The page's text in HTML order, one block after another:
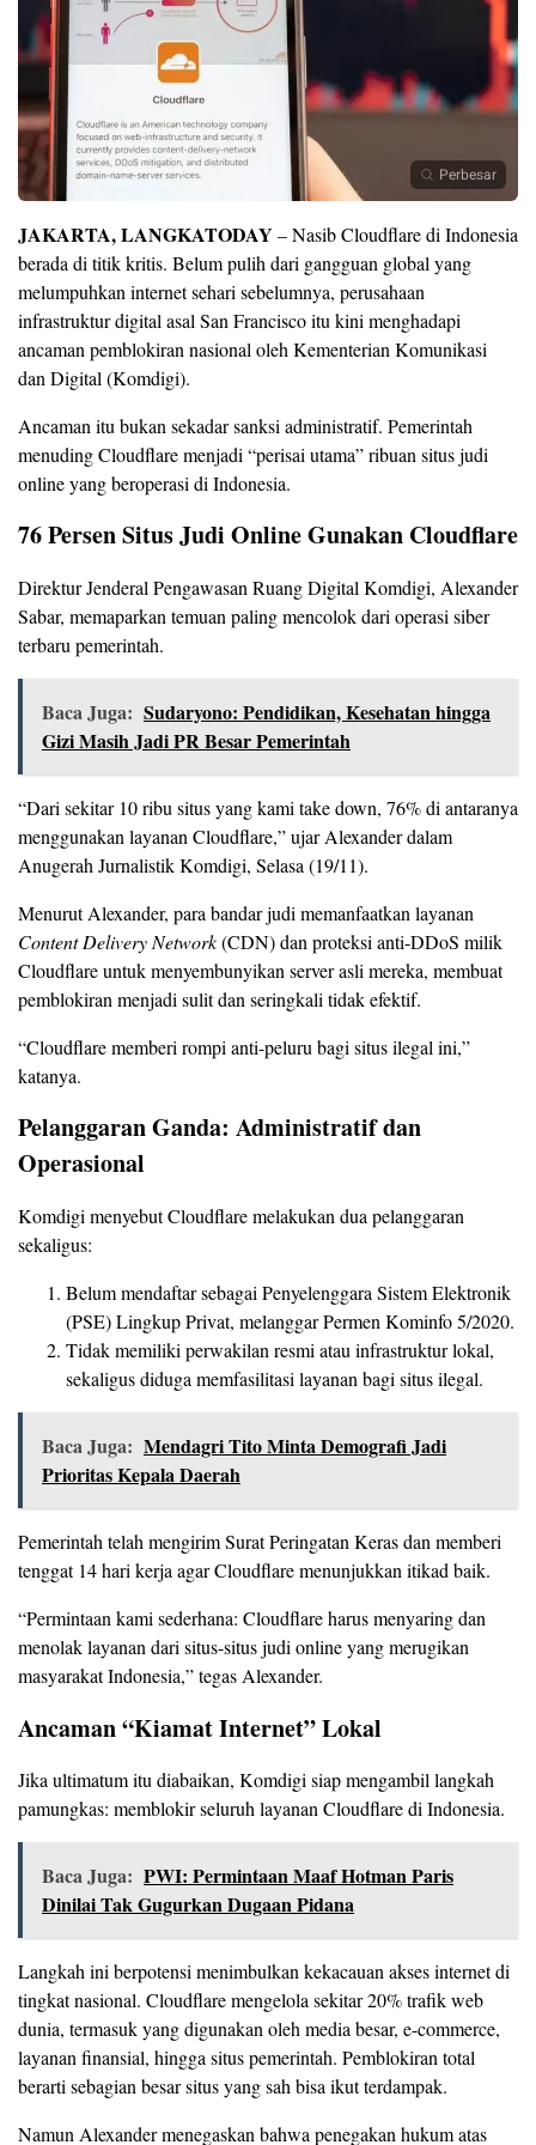
Perbesar
JAKARTA, LANGKATODAY – Nasib Cloudflare di Indonesia
berada di titik kritis. Belum pulih dari gangguan global yang
melumpuhkan internet sehari sebelumnya, perusahaan
infrastruktur digital asal San Francisco itu kini menghadapi
ancaman pemblokiran nasional oleh Kementerian Komunikasi
dan Digital (Komdigi).
Ancaman itu bukan sekadar sanksi administratif. Pemerintah
menuding Cloudflare menjadi “perisai utama” ribuan situs judi
online yang beroperasi di Indonesia.
76 Persen Situs Judi Online Gunakan Cloudflare
Direktur Jenderal Pengawasan Ruang Digital Komdigi, Alexander
Sabar, memaparkan temuan paling mencolok dari operasi siber
terbaru pemerintah.
Baca Juga: Sudaryono: Pendidikan, Kesehatan hingga
Gizi Masih Jadi PR Besar Pemerintah
“Dari sekitar 10 ribu situs yang kami take down, 76% di antaranya
menggunakan layanan Cloudflare,” ujar Alexander dalam
Anugerah Jurnalistik Komdigi, Selasa (19/11).
Menurut Alexander, para bandar judi memanfaatkan layanan
Content Delivery Network(CDN) dan proteksi anti-DDoS milik
Cloudflare untuk menyembunyikan server asli mereka, membuat
pemblokiran menjadi sulit dan seringkali tidak efektif.
“Cloudflare memberi rompi anti-peluru bagi situs ilegal ini,”
katanya.
Pelanggaran Ganda: Administratif dan
Operasional
Komdigi menyebut Cloudflare melakukan dua pelanggaran
sekaligus:
Belum mendaftar sebagai Penyelenggara Sistem Elektronik
(PSE) Lingkup Privat, melanggar Permen Kominfo 5/2020.
Tidak memiliki perwakilan resmi atau infrastruktur lokal,
sekaligus diduga memfasilitasi layanan bagi situs ilegal.
Baca Juga: Mendagri Tito Minta Demografi Jadi
Prioritas Kepala Daerah
Pemerintah telah mengirim Surat Peringatan Keras dan memberi
tenggat 14 hari kerja agar Cloudflare menunjukkan itikad baik.
“Permintaan kami sederhana: Cloudflare harus menyaring dan
menolak layanan dari situs-situs judi online yang merugikan
masyarakat Indonesia,” tegas Alexander.
Ancaman “Kiamat Internet” Lokal
Jika ultimatum itu diabaikan, Komdigi siap mengambil langkah
pamungkas: memblokir seluruh layanan Cloudflare di Indonesia.
Baca Juga: PWI: Permintaan Maaf Hotman Paris
Dinilai Tak Gugurkan Dugaan Pidana
Langkah ini berpotensi menimbulkan kekacauan akses internet di
tingkat nasional. Cloudflare mengelola sekitar 20% trafik web
dunia, termasuk yang digunakan oleh media besar, e-commerce,
layanan finansial, hingga situs pemerintah. Pemblokiran total
berarti sebagian besar situs yang sah bisa ikut terdampak.
Namun Alexander menegaskan bahwa penegakan hukum atas